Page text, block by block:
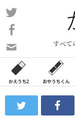
コ
ン
ン
ツ
ス
ッ
すべて
い
合
わ
フ
ォ
かえうち2 おやうちくん